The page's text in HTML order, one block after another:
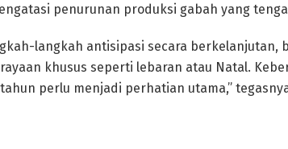
penurunan produksi gabah yang
langkah antisipasi secara berkelanjutan,
khusus seperti lebaran atau Natal.
perlu menjadi perhatian utama,”